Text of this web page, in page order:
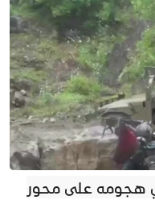
هجومه على محور